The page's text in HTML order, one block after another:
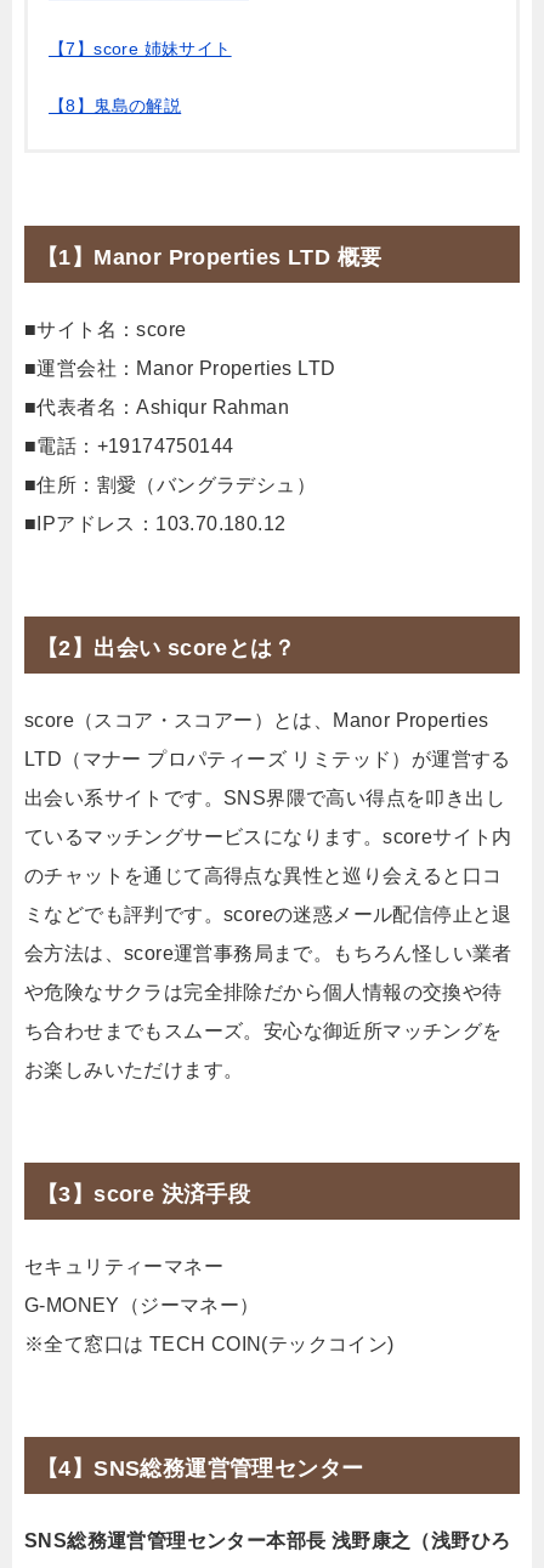
【7】score 姉妹サイト
【8】鬼島の解説
【1】Manor Properties LTD 概要
■サイト名：score
■運営会社：Manor Properties LTD
■代表者名：Ashiqur Rahman
■電話：+19174750144
■住所：割愛（バングラデシュ）
■IPアドレス：103.70.180.12
【2】出会い scoreとは？
score（スコア・スコアー）とは、Manor Properties
LTD（マナー プロパティーズ リミテッド）が運営する
出会い系サイトです。SNS界隈で高い得点を叩き出し
ているマッチングサービスになります。scoreサイト内
のチャットを通じて高得点な異性と巡り会えると口コ
ミなどでも評判です。scoreの迷惑メール配信停止と退
会方法は、score運営事務局まで。もちろん怪しい業者
や危険なサクラは完全排除だから個人情報の交換や待
ち合わせまでもスムーズ。安心な御近所マッチングを
お楽しみいただけます。
【3】score 決済手段
セキュリティーマネー
G-MONEY（ジーマネー）
※全て窓口は TECH COIN(テックコイン)
【4】SNS総務運営管理センター
SNS総務運営管理センター本部長 浅野康之（浅野ひろ